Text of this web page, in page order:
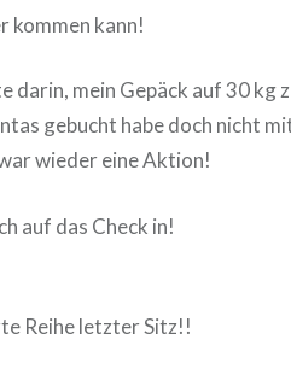
kommen kann!
darin, mein Gepäck auf 30 kg
gebucht habe doch nicht
wieder eine Aktion!
auf das Check in!
Reihe letzter Sitz!!